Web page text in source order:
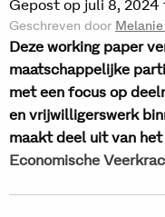
Gepost op juli 8, 2024
Geschreven door
Deze working paper
maatschappelijke
met een focus op
en vrijwilligerswerk
maakt deel uit van het
Economische